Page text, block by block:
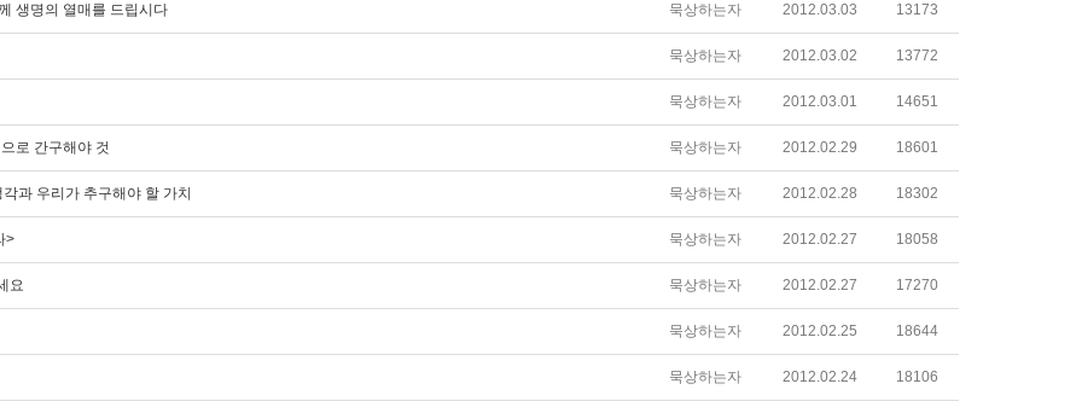
생명의 열매를 드립시다 묵상하는자 2012.03.03 13173
묵상하는자 2012.03.02 13772
묵상하는자 2012.03.01 14651
로 간구해야 것 묵상하는자 2012.02.29 18601
과 우리가 추구해야 할 가치 묵상하는자 2012.02.28 18302
> 묵상하는자 2012.02.27 18058
요 묵상하는자 2012.02.27 17270
묵상하는자 2012.02.25 18644
묵상하는자 2012.02.24 18106